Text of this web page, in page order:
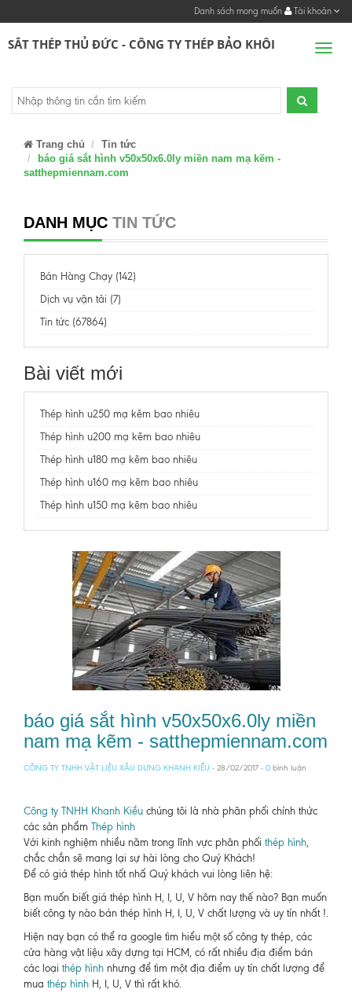
Danh sách mong muốn Tài khoản
SẮT THÉP THỦ ĐỨC - CÔNG TY THÉP BẢO KHÔI
Trang chủ
Tin tức
báo giá sắt hình v50x50x6.0ly miền nam mạ kẽm -
satthepmiennam.com
DANH MỤC TIN TỨC
Bán Hàng Chạy (142)
Dịch vụ vận tải (7)
Tin tức (67864)
Bài viết mới
Thép hình u250 mạ kẽm bao nhiêu
Thép hình u200 mạ kẽm bao nhiêu
Thép hình u180 mạ kẽm bao nhiêu
Thép hình u160 mạ kẽm bao nhiêu
Thép hình u150 mạ kẽm bao nhiêu
báo giá sắt hình v50x50x6.0ly miền
nam mạ kẽm - satthepmiennam.com
CÔNG TY TNHH VẬT LIỆU XÂU DỰNG KHANH KIỀU - 28/02/2017 - 0 bình luận
Công ty TNHH Khanh Kiều chúng tôi là nhà phân phối chính thức
các sản phẩm Thép hình
Với kinh nghiệm nhiều năm trong lĩnh vực phân phối thép hình,
chắc chắn sẽ mang lại sự hài lòng cho Quý Khách!
Để có giá thép hình tốt nhấ Quý khách vui lòng liên hệ:
Bạn muốn biết giá thép hình H, I, U, V hôm nay thế nào? Bạn muốn
biết công ty nào bán thép hình H, I, U, V chất lượng và uy tín nhất !.
Hiện nay bạn có thể ra google tìm hiểu một số công ty thép, các
cửa hàng vật liệu xây dựng tại HCM, có rất nhiều địa điểm bán
các loại thép hình nhưng để tìm một địa điểm uy tín chất lượng để
mua thép hình H, I, U, V thì rất khó.